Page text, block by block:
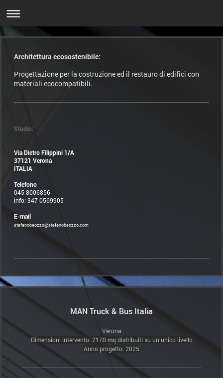
Architettura ecosostenibile:
Progettazione per la costruzione ed il restauro di edifici con
materiali ecocompatibili.
Studio:
Via Dietro Filippini 1/A
37121 Verona
ITALIA
Telefono
045 8006856
info: 347 0569905
E-mail
stefanobeozzo@stefanobeozzo.com
MAN Truck & Bus Italia
Verona
Dimensioni intervento: 2170 mq distribuiti su un unico livello
Anno progetto: 2025